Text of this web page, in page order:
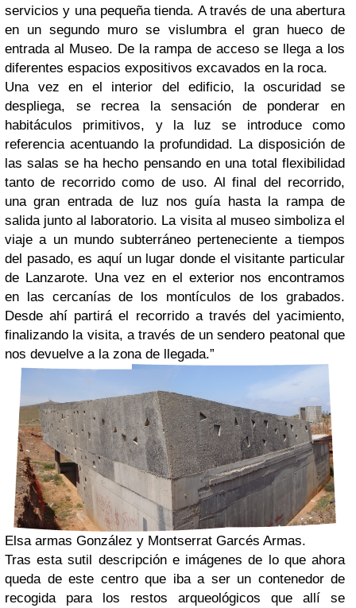
servicios y una pequeña tienda. A través de una abertura
en un segundo muro se vislumbra el gran hueco de
entrada al Museo. De la rampa de acceso se llega a los
diferentes espacios expositivos excavados en la roca.
Una vez en el interior del edificio, la oscuridad se
despliega, se recrea la sensación de ponderar en
habitáculos primitivos, y la luz se introduce como
referencia acentuando la profundidad. La disposición de
las salas se ha hecho pensando en una total flexibilidad
tanto de recorrido como de uso. Al final del recorrido,
una gran entrada de luz nos guía hasta la rampa de
salida junto al laboratorio. La visita al museo simboliza el
viaje a un mundo subterráneo perteneciente a tiempos
del pasado, es aquí un lugar donde el visitante particular
de Lanzarote. Una vez en el exterior nos encontramos
en las cercanías de los montículos de los grabados.
Desde ahí partirá el recorrido a través del yacimiento,
finalizando la visita, a través de un sendero peatonal que
nos devuelve a la zona de llegada.”
Elsa armas González y Montserrat Garcés Armas.
Tras esta sutil descripción e imágenes de lo que ahora
queda de este centro que iba a ser un contenedor de
recogida para los restos arqueológicos que allí se